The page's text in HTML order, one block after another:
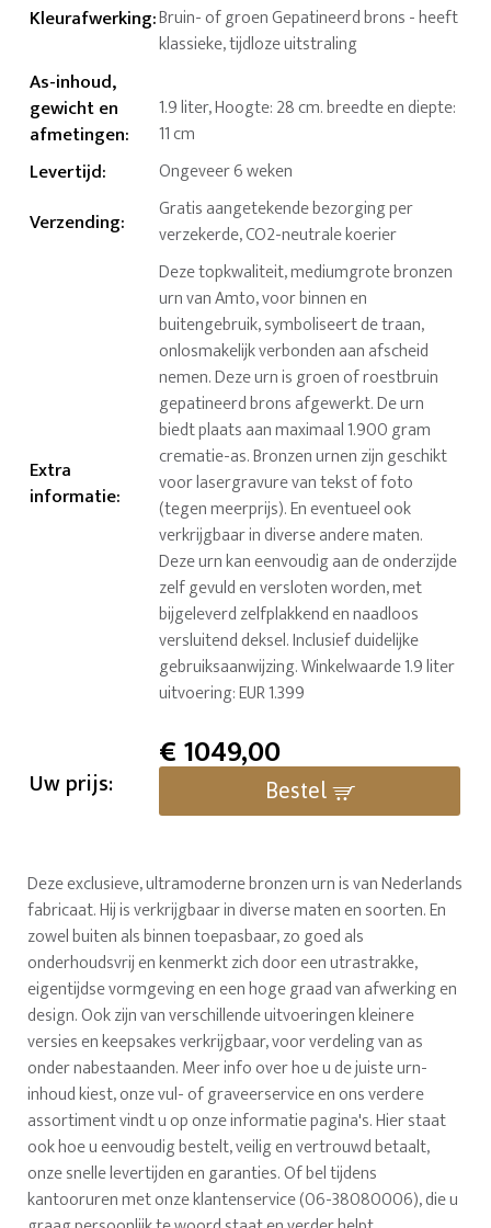
Kleurafwerking:Bruin- of groen Gepatineerd brons - heeft
klassieke, tijdloze uitstraling
As-inhoud,
gewicht en
afmetingen:
1.9 liter, Hoogte: 28 cm. breedte en diepte:
11 cm
Levertijd: Ongeveer 6 weken
Verzending:
Gratis aangetekende bezorging per
verzekerde, CO2-neutrale koerier
Extra
informatie:
Deze topkwaliteit, mediumgrote bronzen
urn van Amto, voor binnen en
buitengebruik, symboliseert de traan,
onlosmakelijk verbonden aan afscheid
nemen. Deze urn is groen of roestbruin
gepatineerd brons afgewerkt. De urn
biedt plaats aan maximaal 1.900 gram
crematie-as. Bronzen urnen zijn geschikt
voor lasergravure van tekst of foto
(tegen meerprijs). En eventueel ook
verkrijgbaar in diverse andere maten.
Deze urn kan eenvoudig aan de onderzijde
zelf gevuld en versloten worden, met
bijgeleverd zelfplakkend en naadloos
versluitend deksel. Inclusief duidelijke
gebruiksaanwijzing. Winkelwaarde 1.9 liter
uitvoering: EUR 1.399
Uw prijs:
€1049,00
Bestel
Deze exclusieve, ultramoderne bronzen urn is van Nederlands
fabricaat. Hij is verkrijgbaar in diverse maten en soorten. En
zowel buiten als binnen toepasbaar, zo goed als
onderhoudsvrij en kenmerkt zich door een utrastrakke,
eigentijdse vormgeving en een hoge graad van afwerking en
design. Ook zijn van verschillende uitvoeringen kleinere
versies en keepsakes verkrijgbaar, voor verdeling van as
onder nabestaanden. Meer info over hoe u de juiste urn-
inhoud kiest, onze vul- of graveerservice en ons verdere
assortiment vindt u op onze informatie pagina's. Hier staat
ook hoe u eenvoudig bestelt, veilig en vertrouwd betaalt,
onze snelle levertijden en garanties. Of bel tijdens
kantooruren met onze klantenservice (06-38080006), die u